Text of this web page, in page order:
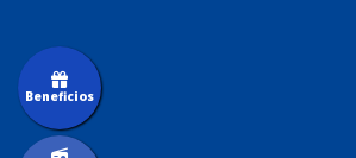
Beneficios